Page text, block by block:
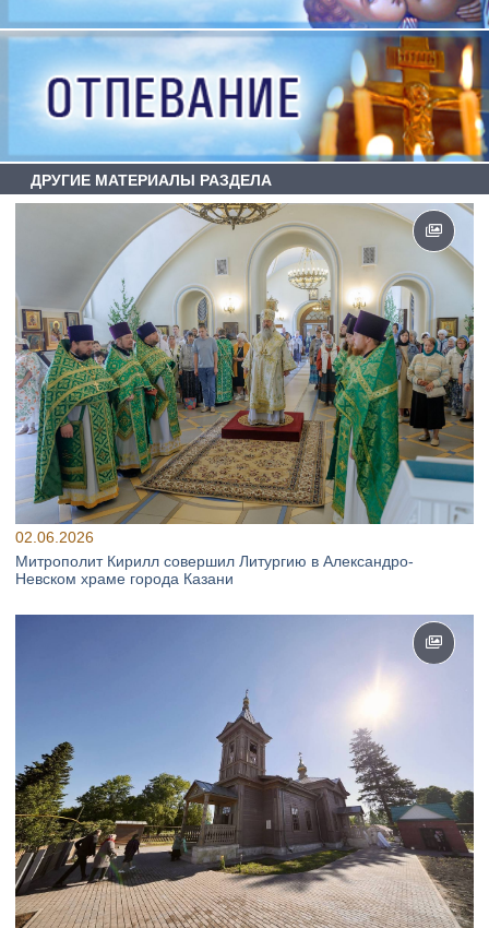
ДРУГИЕ МАТЕРИАЛЫ РАЗДЕЛА
02.06.2026
Митрополит Кирилл совершил Литургию в Александро-
Невском храме города Казани